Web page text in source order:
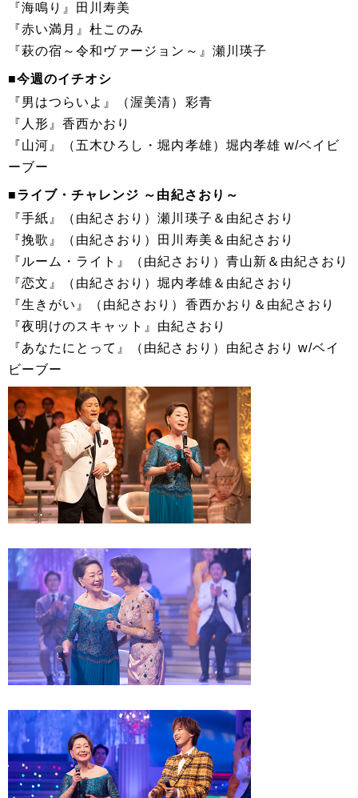
『海鳴り』田川寿美
『赤い満月』杜このみ
『萩の宿～令和ヴァージョン～』瀬川瑛子
■今週のイチオシ
『男はつらいよ』（渥美清）彩青
『人形』香西かおり
『山河』（五木ひろし・堀内孝雄）堀内孝雄 w/ベイビ
ーブー
■ライブ・チャレンジ ～由紀さおり～
『手紙』（由紀さおり）瀬川瑛子＆由紀さおり
『挽歌』（由紀さおり）田川寿美＆由紀さおり
『ルーム・ライト』（由紀さおり）青山新＆由紀さおり
『恋文』（由紀さおり）堀内孝雄＆由紀さおり
『生きがい』（由紀さおり）香西かおり＆由紀さおり
『夜明けのスキャット』由紀さおり
『あなたにとって』（由紀さおり）由紀さおり w/ベイ
ビーブー